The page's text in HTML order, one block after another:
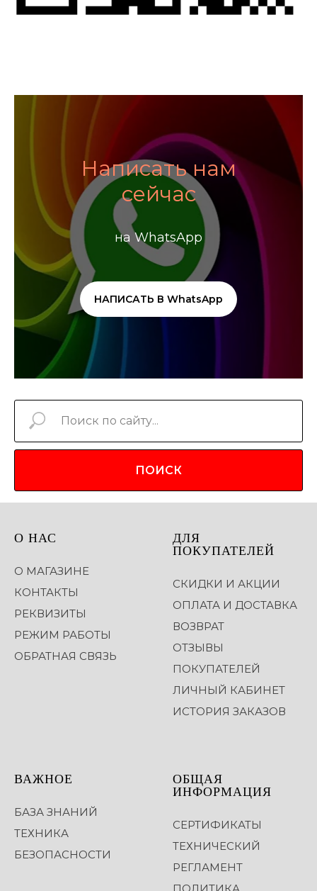
Написать нам
сейчас
на WhatsApp
НАПИСАТЬ В WhatsApp
ПОИСК
О НАС
О МАГАЗИНЕ
КОНТАКТЫ
РЕКВИЗИТЫ
РЕЖИМ РАБОТЫ
ОБРАТНАЯ СВЯЗЬ
ДЛЯ
ПОКУПАТЕЛЕЙ
СКИДКИ И АКЦИИ
ОПЛАТА И ДОСТАВКА
ВОЗВРАТ
ОТЗЫВЫ
ПОКУПАТЕЛЕЙ
ЛИЧНЫЙ КАБИНЕТ
ИСТОРИЯ ЗАКАЗОВ
ВАЖНОЕ
БАЗА ЗНАНИЙ
ТЕХНИКА
БЕЗОПАСНОСТИ
ОБЩАЯ
ИНФОРМАЦИЯ
СЕРТИФИКАТЫ
ТЕХНИЧЕСКИЙ
РЕГЛАМЕНТ